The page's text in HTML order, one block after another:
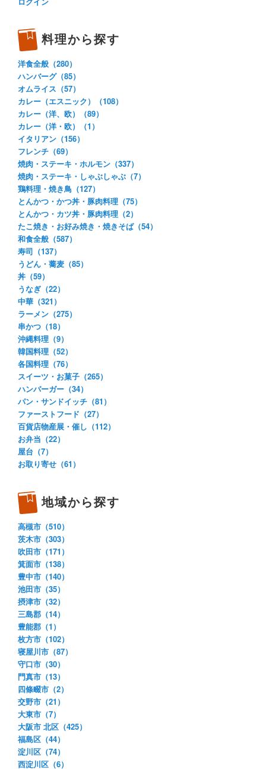
料理から探す
洋食全般（280）
ハンバーグ（85）
オムライス（57）
カレー（エスニック）（108）
カレー（洋、欧）（89）
カレー（洋・欧）（1）
イタリアン（156）
フレンチ（69）
焼肉・ステーキ・ホルモン（337）
焼肉・ステーキ・しゃぶしゃぶ（7）
鶏料理・焼き鳥（127）
とんかつ・かつ丼・豚肉料理（75）
とんかつ・カツ丼・豚肉料理（2）
たこ焼き・お好み焼き・焼きそば（54）
和食全般（587）
寿司（137）
うどん・蕎麦（85）
丼（59）
うなぎ（22）
中華（321）
ラーメン（275）
串かつ（18）
沖縄料理（9）
韓国料理（52）
各国料理（76）
スイーツ・お菓子（265）
ハンバーガー（34）
パン・サンドイッチ（81）
ファーストフード（27）
百貨店物産展・催し（112）
お弁当（22）
屋台（7）
お取り寄せ（61）
地域から探す
高槻市（510）
茨木市（303）
吹田市（171）
箕面市（138）
豊中市（140）
池田市（35）
摂津市（32）
三島郡（14）
豊能郡（1）
枚方市（102）
寝屋川市（87）
守口市（30）
門真市（13）
四條畷市（2）
交野市（21）
大東市（7）
大阪市 北区（425）
福島区（44）
淀川区（74）
西淀川区（6）